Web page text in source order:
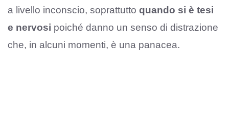
a livello inconscio, soprattutto quando si è tesi
e nervosi poiché danno un senso di distrazione
che, in alcuni momenti, è una panacea.